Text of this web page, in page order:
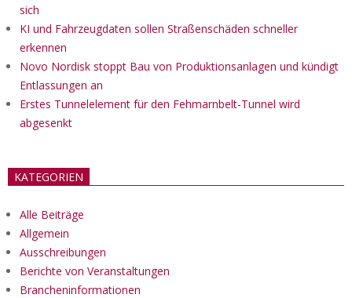
sich
KI und Fahrzeugdaten sollen Straßenschäden schneller
erkennen
Novo Nordisk stoppt Bau von Produktionsanlagen und kündigt
Entlassungen an
Erstes Tunnelelement für den Fehmarnbelt-Tunnel wird
abgesenkt
KATEGORIEN
Alle Beiträge
Allgemein
Ausschreibungen
Berichte von Veranstaltungen
Brancheninformationen